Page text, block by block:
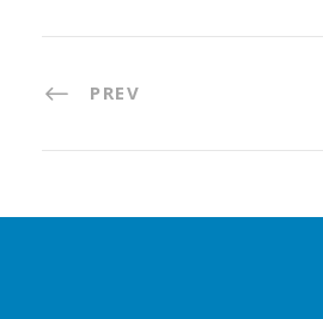
PREV